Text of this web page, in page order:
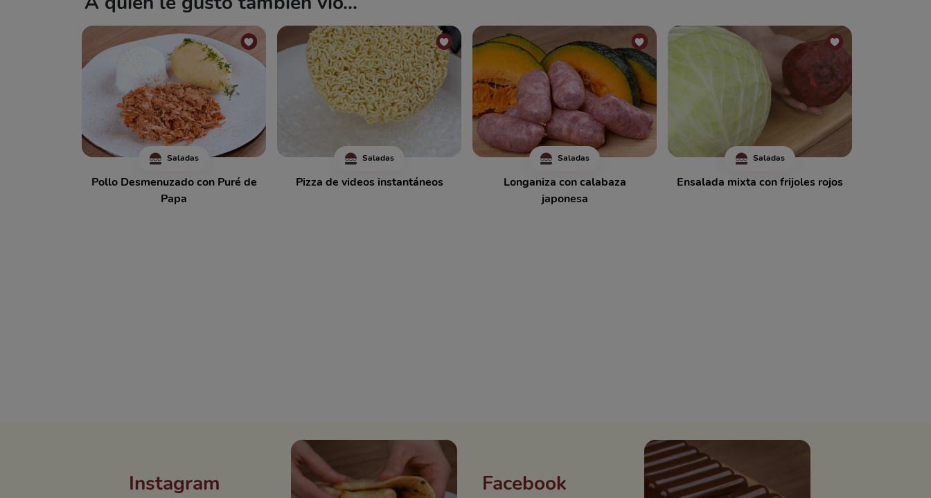
Saladas
Pollo Desmenuzado con Puré de
Papa
Saladas
Pizza de videos instantáneos
Saladas
Longaniza con calabaza
japonesa
Saladas
Ensalada mixta con frijoles rojos
Instagram Facebook